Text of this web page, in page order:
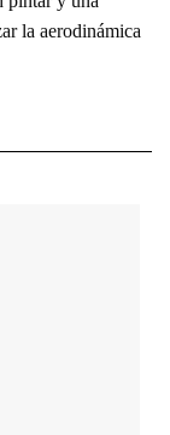
la aerodinámica